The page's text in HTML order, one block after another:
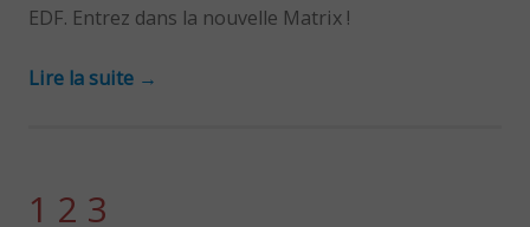
EDF. Entrez dans la nouvelle Matrix !
Lire la suite →
1 2 3